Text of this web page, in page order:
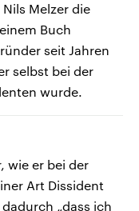
Melzer die
Buch
seit Jahren
selbst bei der
wurde.
wie er bei der
Art Dissident
„dass ich